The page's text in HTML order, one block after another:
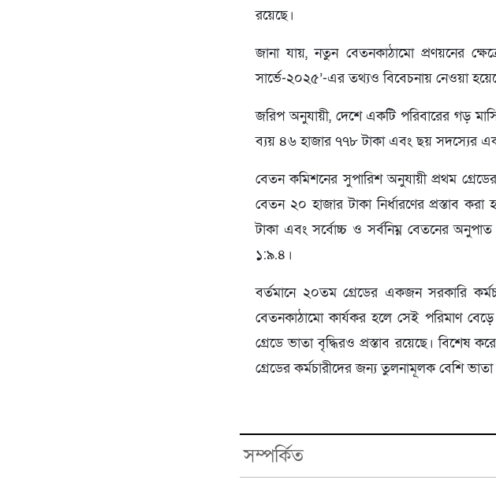
রয়েছে।
জানা যায়, নতুন বেতনকাঠামো প্রণয়নের
সার্ভে-২০২৫’-এর তথ্যও বিবেচনায় নেওয়া
জরিপ অনুযায়ী, দেশে একটি পরিবারের গড়
ব্যয় ৪৬ হাজার ৭৭৮ টাকা এবং ছয় সদস্যের
বেতন কমিশনের সুপারিশ অনুযায়ী প্রথম
বেতন ২০ হাজার টাকা নির্ধারণের প্রস্তাব
টাকা এবং সর্বোচ্চ ও সর্বনিম্ন বেতনের
১:৯.৪।
বর্তমানে ২০তম গ্রেডের একজন সরকারি
বেতনকাঠামো কার্যকর হলে সেই পরিমাণ
গ্রেডে ভাতা বৃদ্ধিরও প্রস্তাব রয়েছে। বিশেষ
গ্রেডের কর্মচারীদের জন্য তুলনামূলক বেশি
সম্পর্কিত